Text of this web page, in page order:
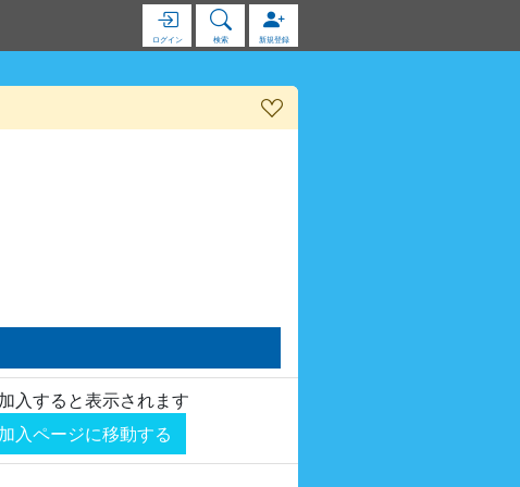
ログイン 検索 新規登録
入すると表示されます
入ページに移動する